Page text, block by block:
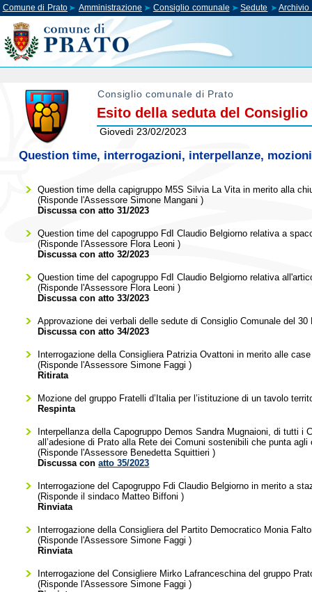
Comune di Prato Amministrazione Consiglio comunale Sedute Archivio
Consiglio comunale di Prato
Esito della seduta del Consiglio
Giovedì 23/02/2023
Question time, interrogazioni, interpellanze,
Question time della capigruppo M5S Silvia La Vita in merito alla
(Risponde l'AssessoreSimone Mangani )
Discussa con atto 31/2023
Question time del capogruppo FdI Claudio Belgiorno relativa a
(Risponde l'Assessore Flora Leoni )
Discussa con atto 32/2023
Question time del capogruppo FdI Claudio Belgiorno relativa
(Risponde l'Assessore Flora Leoni )
Discussa con atto 33/2023
Approvazione dei verbali delle sedute di Consiglio Comunale del
Discussa con atto 34/2023
Interrogazione della Consigliera Patrizia Ovattoni in merito alle
(Risponde l'AssessoreSimone Faggi )
Ritirata
Mozione del gruppo Fratelli d’Italia per l’istituzione di un tavolo
Respinta
Interpellanza della Capogruppo Demos Sandra Mugnaioni, di tutti
all’adesione di Prato alla Rete dei Comuni sostenibili che punta
(Risponde l'Assessore Benedetta Squittieri )
Discussa conatto 35/2023
Interrogazione del Capogruppo Fdi Claudio Belgiorno in merito a
(Risponde il sindaco Matteo Biffoni )
Rinviata
Interrogazione della Consigliera del Partito Democratico Monia
(Risponde l'AssessoreSimone Faggi )
Rinviata
Interrogazione del Consigliere Mirko Lafranceschina del gruppo
(Risponde l'AssessoreSimone Faggi )